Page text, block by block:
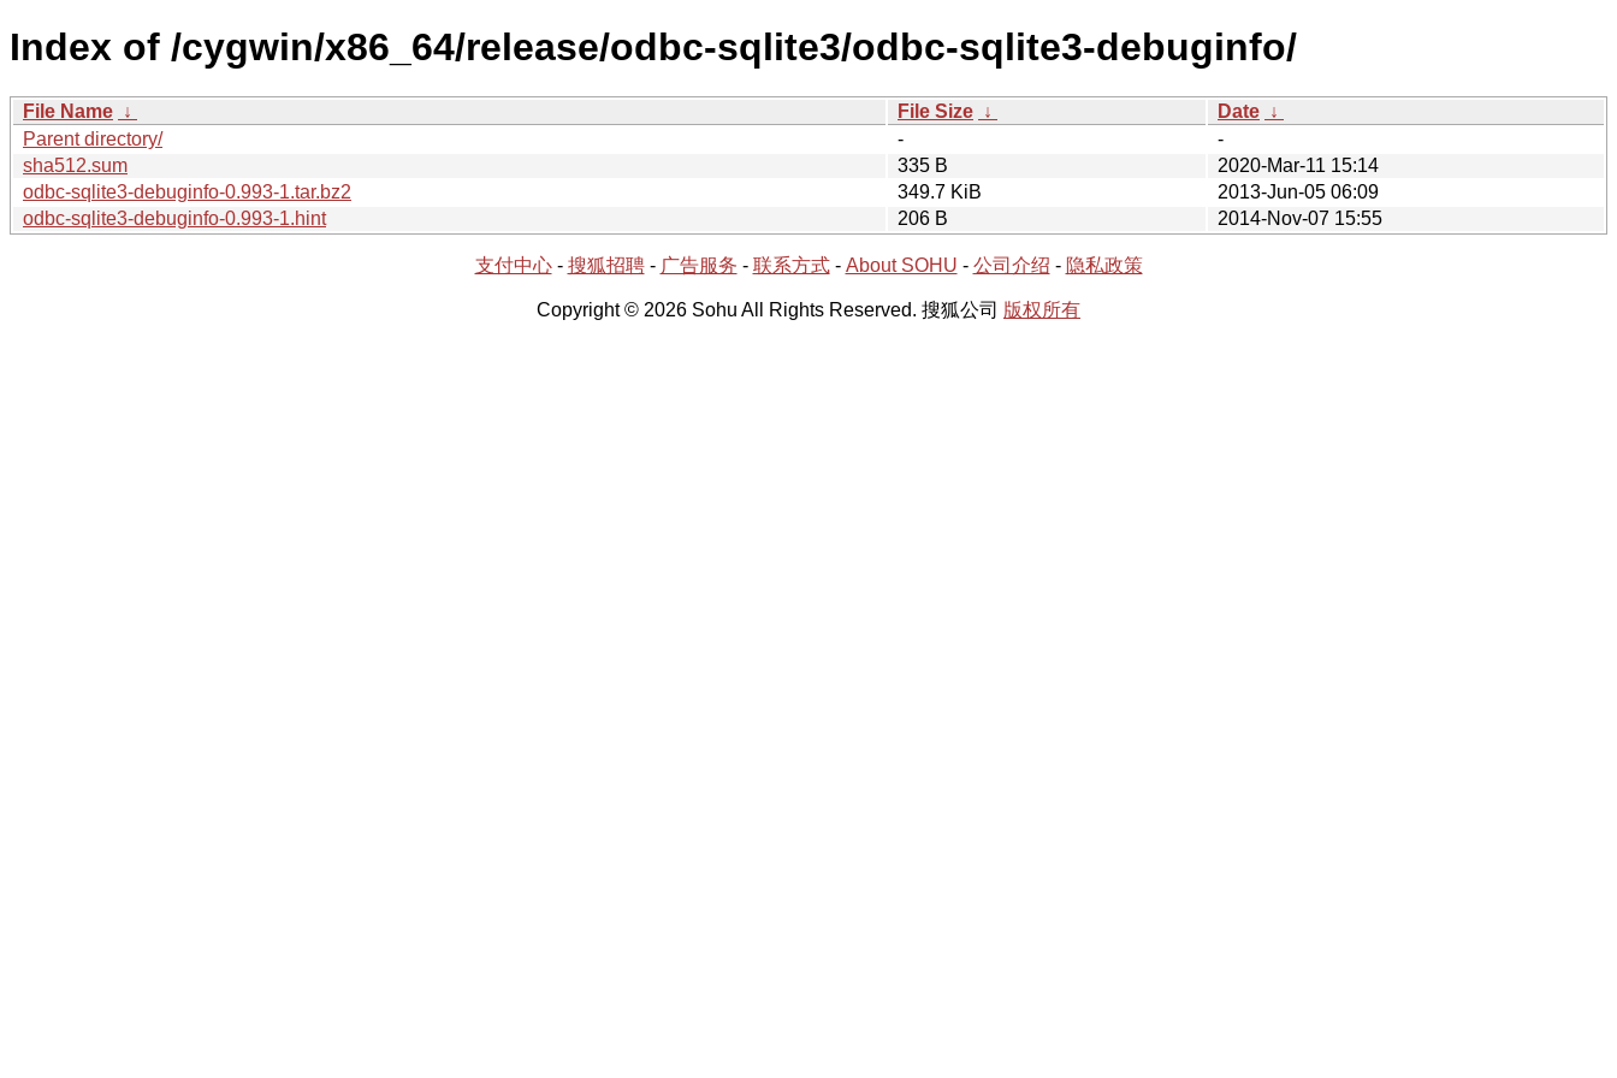
Index of /cygwin/x86_64/release/odbc-sqlite3/odbc-sqlite3-debuginfo/
File Name ↓ File Size ↓ Date ↓
Parent directory/
-
-
sha512.sum
335 B
2020-Mar-11 15:14
odbc-sqlite3-debuginfo-0.993-1.tar.bz2
349.7 KiB
2013-Jun-05 06:09
odbc-sqlite3-debuginfo-0.993-1.hint
206 B 2014-Nov-07 15:55
支付中心- 搜狐招聘- 广告服务 - 联系方式- About SOHU - 公司介绍 - 隐私政策
Copyright © 2026 Sohu All Rights Reserved. 搜狐公司 版权所有